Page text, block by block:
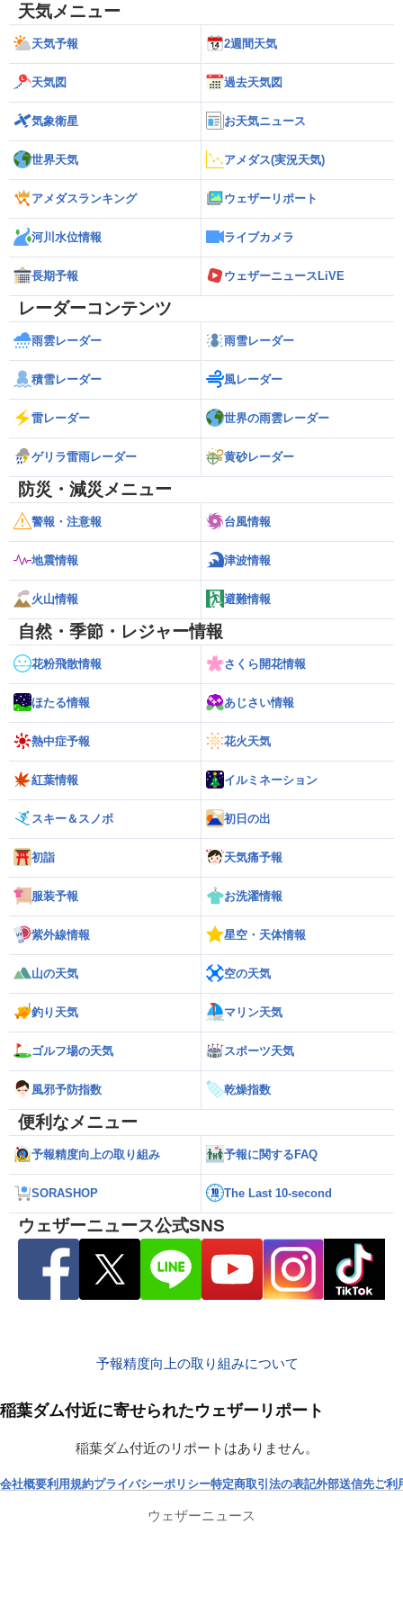
天気メニュー
天気予報 2週間天気
天気図 過去天気図
気象衛星 お天気ニュース
世界天気 アメダス(実況天気)
アメダスランキング ウェザーリポート
河川水位情報 ライブカメラ
長期予報 ウェザーニュースLiVE
レーダーコンテンツ
雨雲レーダー 雨雪レーダー
積雪レーダー 風レーダー
雷レーダー 世界の雨雲レーダー
ゲリラ雷雨レーダー 黄砂レーダー
防災・減災メニュー
警報・注意報 台風情報
地震情報 津波情報
火山情報 避難情報
自然・季節・レジャー情報
花粉飛散情報 さくら開花情報
ほたる情報 あじさい情報
熱中症予報 花火天気
紅葉情報 イルミネーション
スキー＆スノボ 初日の出
初詣 天気痛予報
服装予報 お洗濯情報
紫外線情報 星空・天体情報
山の天気 空の天気
釣り天気 マリン天気
ゴルフ場の天気 スポーツ天気
風邪予防指数 乾燥指数
便利なメニュー
予報精度向上の取り組み 予報に関するFAQ
SORASHOP The Last 10-second
ウェザーニュース公式SNS
予報精度向上の取り組みについて
稲葉ダム付近に寄せられたウェザーリポート
稲葉ダム付近のリポートはありません。
会社概要利用規約プライバシーポリシー特定商取引法の表記外部送信先ご利
ウェザーニュース